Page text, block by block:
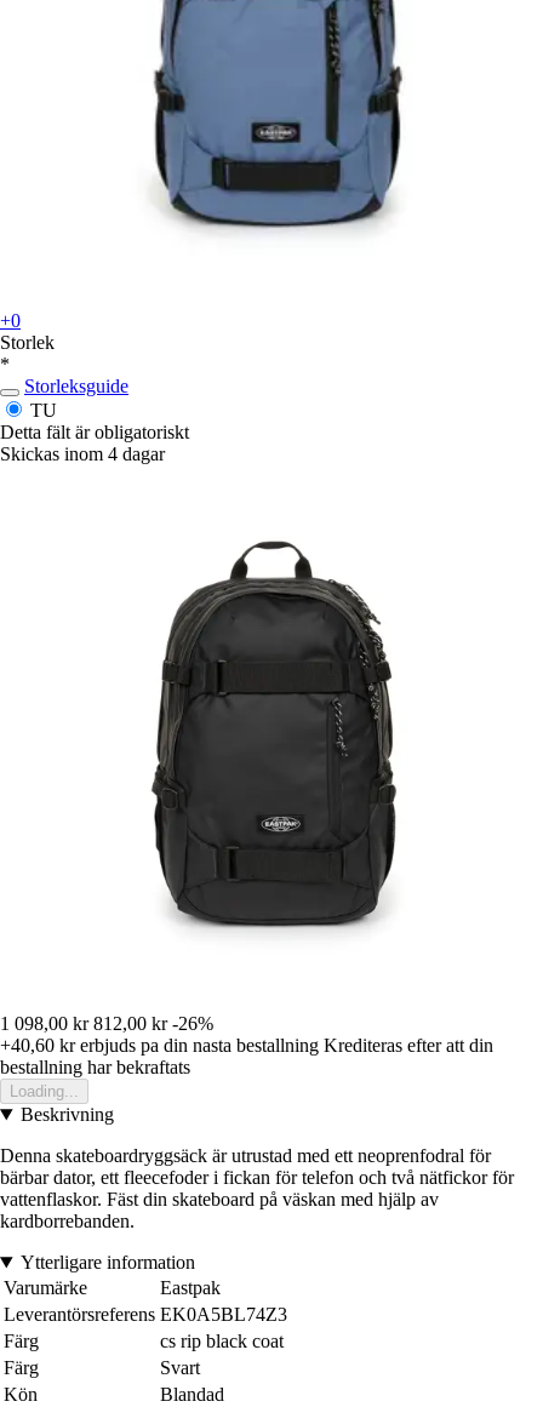
+0
Storlek
*
Storleksguide
TU
Detta fält är obligatoriskt
Skickas inom 4 dagar
1 098,00 kr 812,00 kr -26%
+40,60 krerbjuds pa din nasta bestallning Krediteras efter att din
bestallning har bekraftats
Loading...
Beskrivning
Denna skateboardryggsäck är utrustad med ett neoprenfodral för
bärbar dator, ett fleecefoder i fickan för telefon och två nätfickor för
vattenflaskor. Fäst din skateboard på väskan med hjälp av
kardborrebanden.
Ytterligare information
Varumärke
Eastpak
Leverantörsreferens EK0A5BL74Z3
Färg
cs rip black coat
Färg
Svart
Kön
Blandad